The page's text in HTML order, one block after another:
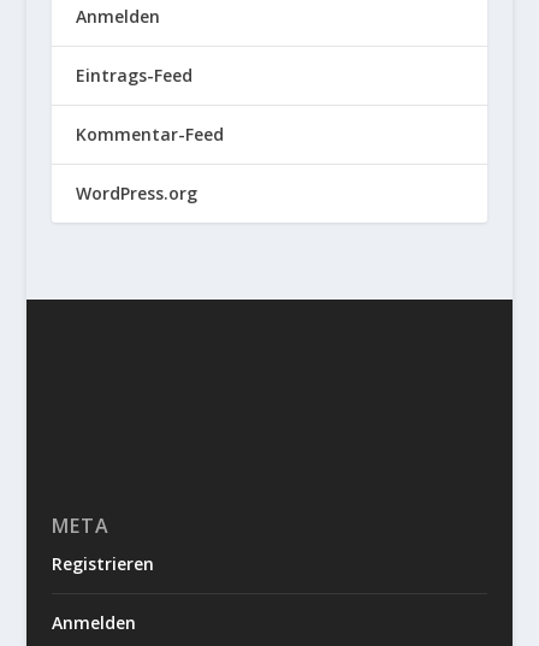
Anmelden
Eintrags-Feed
Kommentar-Feed
WordPress.org
META
Registrieren
Anmelden